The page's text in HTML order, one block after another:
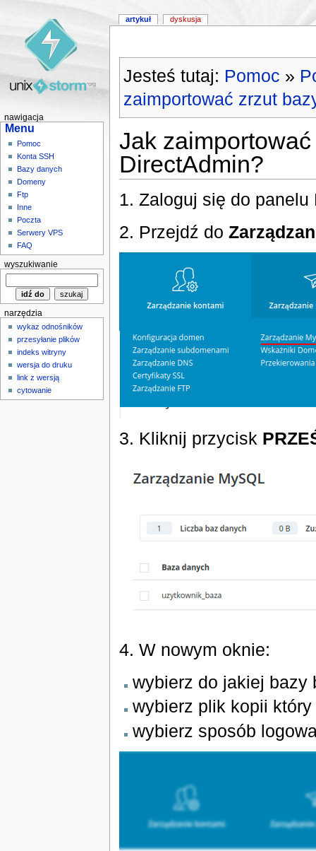
Jesteś tutaj: Pomoc »
zaimportować zrzut
Jak
DirectAdmin?
1. Zaloguj się do panelu
2. Przejdź do
3. Kliknij przycisk
4. W nowym oknie:
wybierz do jakiej bazy
wybierz plik kopii
wybierz sposób
artykuł dyskusja
nawigacja
Menu
Pomoc
Konta SSH
Bazy danych
Domeny
Ftp
Inne
Poczta
Serwery VPS
FAQ
wyszukiwanie
narzędzia
wykaz odnośników
przesyłanie plików
indeks witryny
wersja do druku
link z wersją
cytowanie